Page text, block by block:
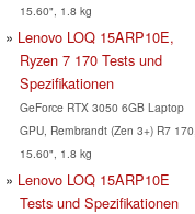
15.60", 1.8 kg
Lenovo LOQ 15ARP10E,
Ryzen 7 170 Tests und
Spezifikationen
GeForce RTX 3050 6GB Laptop
GPU, Rembrandt (Zen 3+) R7 170,
15.60", 1.8 kg
Lenovo LOQ 15ARP10E
Tests und Spezifikationen